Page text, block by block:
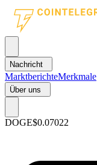
Nachricht
MarktberichteMerkmale
Über uns
DOGE$0.07022